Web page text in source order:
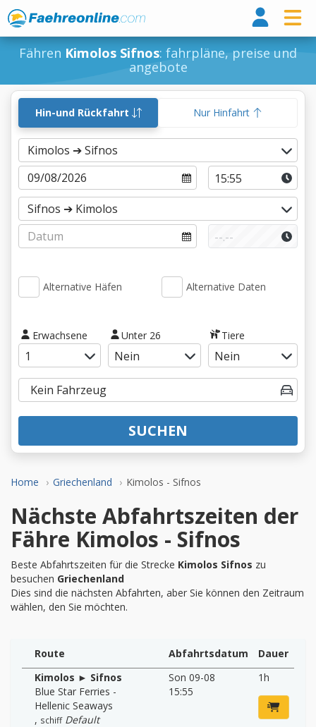
Fähren Kimolos Sifnos: fahrpläne, preise und
angebote
Home Griechenland Kimolos - Sifnos
Hin-und Rückfahrt Nur Hinfahrt
Alternative Häfen Alternative Daten
Erwachsene Unter 26 Tiere
SUCHEN
Nächste Abfahrtszeiten der
Fähre Kimolos - Sifnos
Beste Abfahrtszeiten für die Strecke Kimolos Sifnos zu
besuchen Griechenland
Dies sind die nächsten Abfahrten, aber Sie können den Zeitraum
wählen, den Sie möchten.
Route Abfahrtsdatum
Dauer
Kimolos ► Sifnos
Blue Star Ferries -
Hellenic Seaways
, schiff Default
Son 09-08
15:55
1h